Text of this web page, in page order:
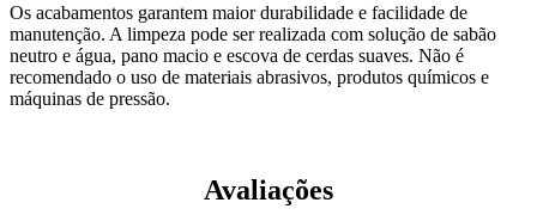
Os acabamentos garantem maior durabilidade e facilidade de
manutenção. A limpeza pode ser realizada com solução de sabão
neutro e água, pano macio e escova de cerdas suaves. Não é
recomendado o uso de materiais abrasivos, produtos químicos e
máquinas de pressão.
Avaliações